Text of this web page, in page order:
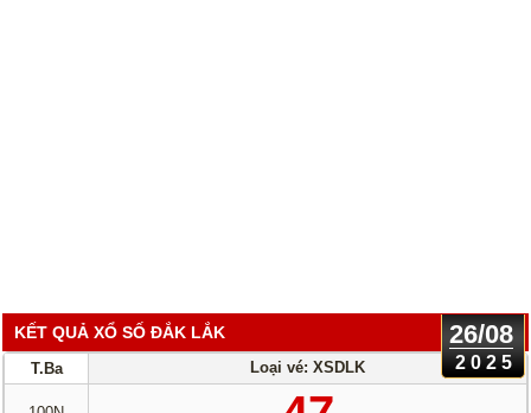
KẾT QUẢ XỔ SỐ ĐẮK LẮK 26/08
2025
T.Ba Loại vé: XSDLK